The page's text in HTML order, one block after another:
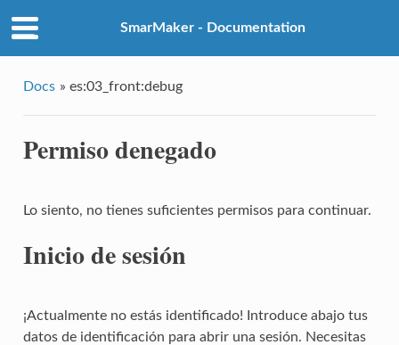
SmarMaker - Documentation
Docs » es:03_front:debug
Permiso denegado
Lo siento, no tienes suficientes permisos para continuar.
Inicio de sesión
¡Actualmente no estás identificado! Introduce abajo tus
datos de identificación para abrir una sesión. Necesitas